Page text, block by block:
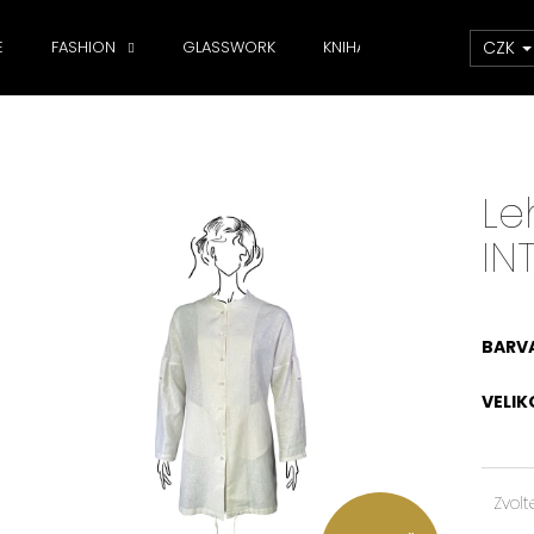
FASHION GLASSWORK KNIHA CZK
Doporučujeme